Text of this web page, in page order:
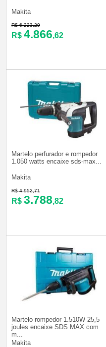
Makita
R$ 6.223,29
R$ 4.866,62
Martelo perfurador e rompedor
1.050 watts encaixe sds-max...
Makita
R$ 4.952,71
R$ 3.788,82
Martelo rompedor 1.510W 25,5
joules encaixe SDS MAX com
m...
Makita